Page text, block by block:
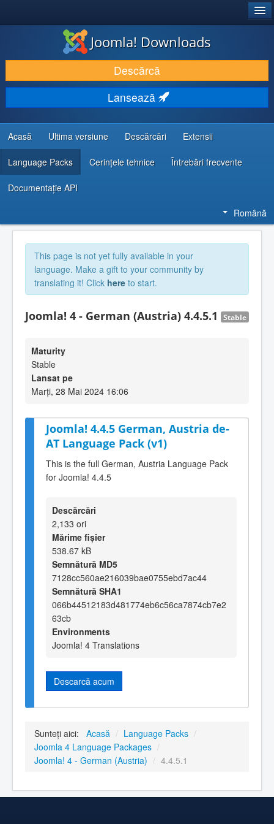
DESCARCĂ & ȘI EXTINDE
DESCOPERĂ & ÎNVAȚĂ
COMUNITATE & SUPORT
RESURSE DEZVOLTATORI
Joomla! Downloads
Descărcă
Lansează
Acasă Ultima versiune Descărcări Extensii
Language Packs Cerințele tehnice Întrebări frecvente
Documentaţie API
Română
This page is not yet fully available in your
language. Make a gift to your community by
translating it! Click here to start.
Joomla! 4 - German (Austria) 4.4.5.1 Stable
Maturity
Stable
Lansat pe
Marți, 28 Mai 2024 16:06
Joomla! 4.4.5 German, Austria de-
AT Language Pack (v1)
This is the full German, Austria Language Pack
for Joomla! 4.4.5
Descărcări
2,133 ori
Mărime fișier
538.67 kB
Semnătură MD5
7128cc560ae216039bae0755ebd7ac44
Semnătură SHA1
066b44512183d481774eb6c56ca7874cb7e2
63cb
Environments
Joomla! 4 Translations
Descarcă acum
Sunteți aici: Acasă / Language Packs /
Joomla 4 Language Packages /
Joomla! 4 - German (Austria) / 4.4.5.1